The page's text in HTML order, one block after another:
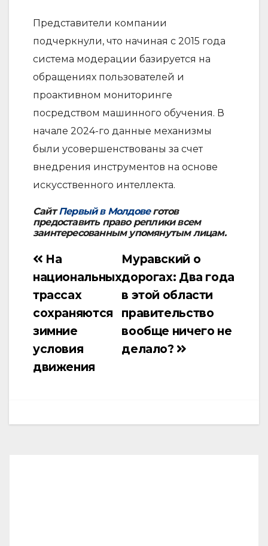
Представители компании
подчеркнули, что начиная с 2015 года
система модерации базируется на
обращениях пользователей и
проактивном мониторинге
посредством машинного обучения. В
начале 2024-го данные механизмы
были усовершенствованы за счет
внедрения инструментов на основе
искусственного интеллекта.
СайтПервый в Молдовеготов
предоставить право реплики всем
заинтересованным упомянутым лицам.
Навигация
по
Муравский о
дорогах: Два года
в этой области
правительство
вообще ничего не
делало?
На
национальных
трассах
сохраняются
зимние
условия
движения